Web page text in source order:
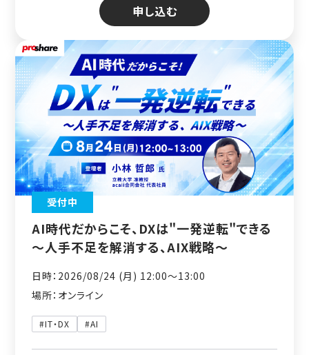
申し込む
受付中
AI時代だからこそ、DXは"一発逆転"できる
～人手不足を解消する、AIX戦略～
日時：2026/08/24 (月) 12:00〜13:00
場所：オンライン
#IT・DX #AI